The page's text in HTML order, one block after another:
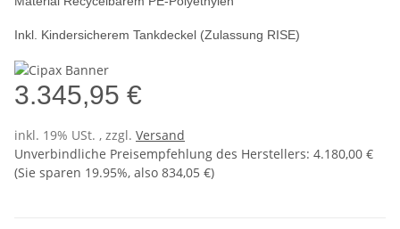
Inkl. Kindersicherem Tankdeckel (Zulassung RISE)
3.345,95 €
inkl. 19% USt. , zzgl. Versand
Unverbindliche Preisempfehlung des Herstellers: 4.180,00 €
(Sie sparen 19.95%, also 834,05 €)